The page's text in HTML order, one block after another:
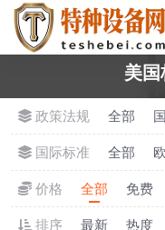
美国
政策法规 全部
国际标准
全部
价格
全部 免费
排序
最新 热度